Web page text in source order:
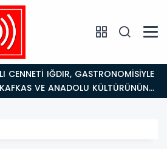
VE ANADOLU KÜLTÜRÜNÜN
NOKTASI